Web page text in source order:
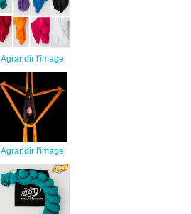
Agrandir l'image
Agrandir l'image